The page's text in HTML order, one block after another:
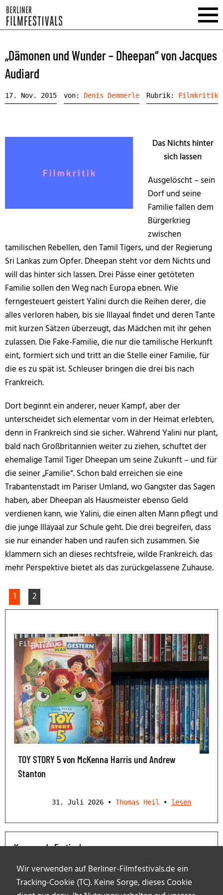
Wir verwenden auf Berliner-Filmfestivals.de ein
Tracking-Cookie (TC). Keine Sorge, dieses Cookie
„Dämonen und Wunder – Dheepan“ von Jacques
Audiard
17. Nov. 2015 von: Denis Demmerle Rubrik: Filmkritik
Das Nichts hinter
sich lassen
Ausgelöscht – sein
Dorf und seine
Familie fallen dem
Bürgerkrieg
zwischen
tamilischen Rebellen, den Tamil Tigers, und der Regierung
Sri Lankas zum Opfer. Dheepan steht vor dem Nichts und
will das hinter sich lassen. Drei Pässe einer getöteten
Familie sollen den Weg nach Europa ebnen. Wie
ferngesteuert geistert Yalini durch die Reihen derer, die
alles verloren haben, bis sie Illayaal findet und deren Tante
mit kurzen Sätzen überzeugt, das Mädchen mit ihr gehen
zulassen. Die Fake-Familie, die nur die tamilische Herkunft
eint, formiert sich und tritt an die Stelle einer Familie, für
die es zu spät ist. Schleuser bringen die drei bis nach
Frankreich.
Dort beginnt ein anderer, neuer Kampf, aber der
unterscheidet sich elementar vom in der Heimat erlebten,
denn in Frankreich sind sie sicher. Während Yalini nur plant,
bald nach Großbritannien weiter zu ziehen, schuftet der
ehemalige Tamil Tiger Dheepan um seine Zukunft – und für
die seiner „Familie“. Schon bald erreichen sie eine
Trabantenstadt im Pariser Umland, wo Gangster das Sagen
haben, aber Dheepan als Hausmeister ebenso Geld
verdienen kann, wie Yalini, die einen alten Mann pflegt und
die junge Illayaal zur Schule geht. Die drei begreifen, dass
sie nur einander haben und raufen sich zusammen. Sie
klammern sich an dieses rechtsfreie, wilde Frankreich. das
mehr Perspektive bietet als das zurückgelassene Zuhause.
1 2
Filmkritik
TOY STORY 5 von McKenna Harris und Andrew
Stanton
31. Juli 2026 • Thomas Heil • lesen
Kommende Festivals